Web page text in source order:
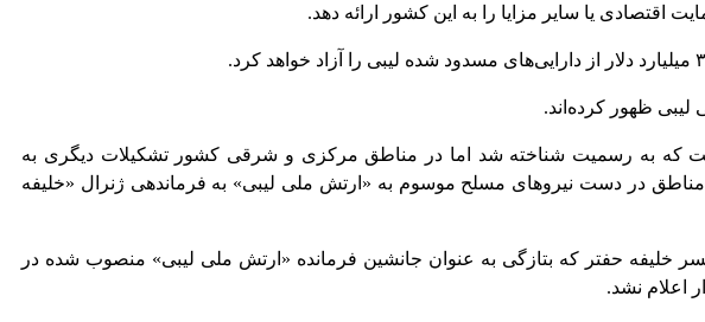
اقتصادی یا سایر مزایا را به این کشور ارائه دهد.
.
.
که به رسمیت شناخته شد اما در مناطق مرکزی و شرقی کشور تشکیلات دیگری به
در دست نیروهای مسلح موسوم به «ارتش ملی لیبی» به فرماندهی ژنرال «خلیفه
۱۲ شهریور ماه ۱۴۰۴ (سوم سپتامبر) «صدام حفتر» پسر خلیفه حفتر که بتازگی به عنوان جانشین فرمانده «ارتش ملی لیبی» منصوب شده در
اعلام نشد.